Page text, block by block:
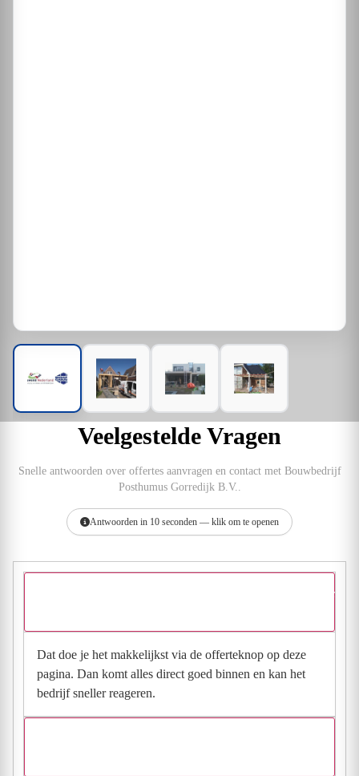
Veelgestelde Vragen
Snelle antwoorden over offertes aanvragen en contact met Bouwbedrijf
Posthumus Gorredijk B.V..
Antwoorden in 10 seconden — klik om te openen
Hoe vraag ik een offerte aan bij Bouwbedrijf Posthumus
Dat doe je het makkelijkst via de offerteknop op deze
pagina. Dan komt alles direct goed binnen en kan het
bedrijf sneller reageren.